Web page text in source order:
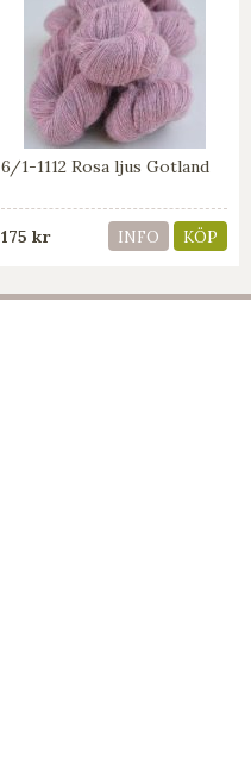
6/1-1112 Rosa ljus Gotland
175 kr INFO KÖP